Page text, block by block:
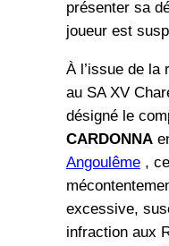
présenter sa
joueur est
À l’issue de la
au SA XV
désigné le
CARDONNA
Angoulême, ce
excessive,
infraction aux